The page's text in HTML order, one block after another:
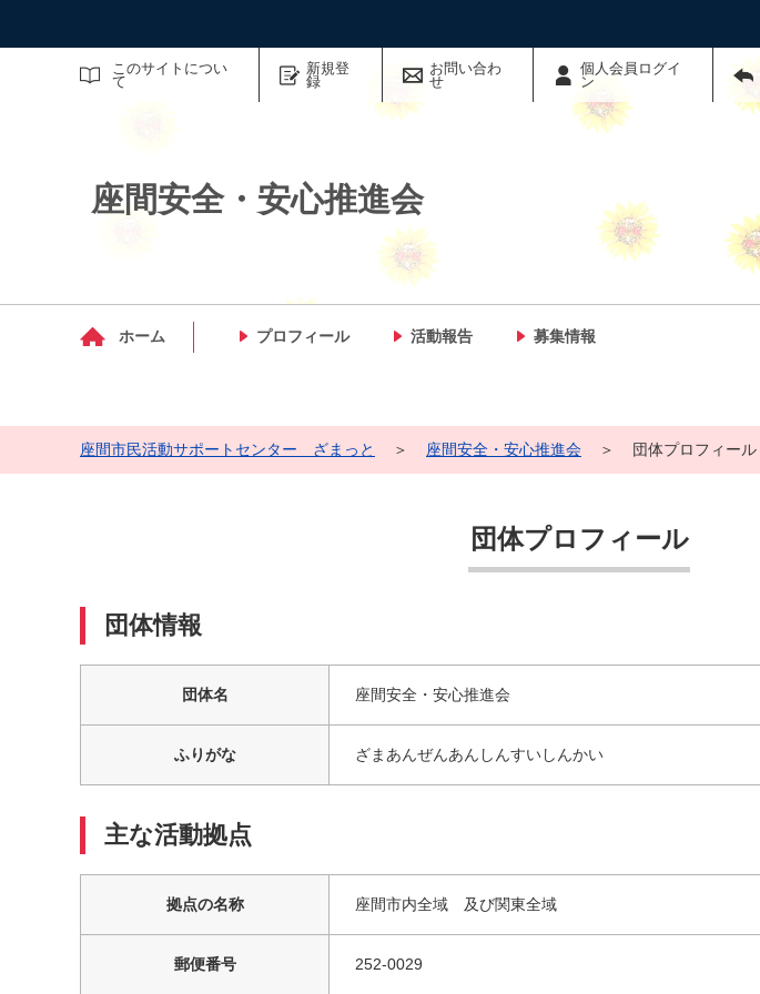
このサイトについ
て
新規登
録
お問い合わ
せ
個人会員ログイ
ン
サイト内検索
座間安全・安心推進会
ホーム プロフィール 活動報告 募集情報
マイメディア検索
座間市民活動サポートセンター ざまっと ＞ 座間安全・安心推進会 ＞ 団体プロフィール
団体プロフィール
団体情報
団体名 座間安全・安心推進会
ふりがな ざまあんぜんあんしんすいしんかい
主な活動拠点
拠点の名称 座間市内全域 及び関東全域
郵便番号 252-0029